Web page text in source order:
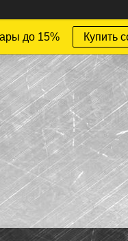
до 15% Купить